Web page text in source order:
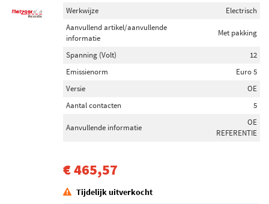
Werkwijze
Electrisch
Aanvullend artikel/aanvullende
informatie
Met pakking
Spanning (Volt)
12
Emissienorm
Euro 5
Versie
OE
Aantal contacten
5
Aanvullende informatie
OE
REFERENTIE
€ 465,57
Tijdelijk uitverkocht